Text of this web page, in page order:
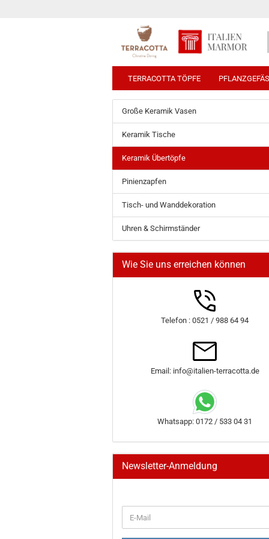
TERRACOTTA TÖPFE
Große Keramik Vasen
Keramik Tische
Keramik Übertöpfe
Pinienzapfen
Tisch- und Wanddekoration
Uhren & Schirmständer
Wie Sie uns erreichen können
Telefon : 0521 / 988 64 94
Email: info@italien-terracotta.de
Whatsapp: 0172 / 533 04 31
Newsletter-Anmeldung
ZUR
E-
Mail